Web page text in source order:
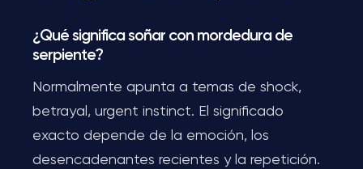
¿Qué significa soñar con mordedura de
serpiente?
Normalmente apunta a temas de shock,
betrayal, urgent instinct. El significado
exacto depende de la emoción, los
desencadenantes recientes y la repetición.